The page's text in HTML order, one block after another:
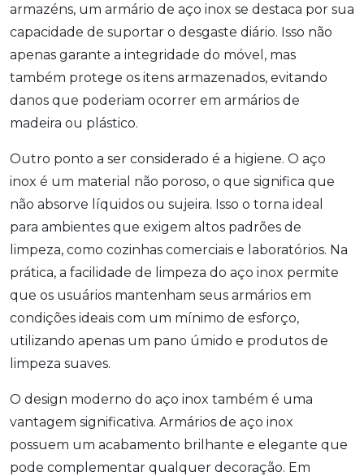
armazéns, um armário de aço inox se destaca por sua
capacidade de suportar o desgaste diário. Isso não
apenas garante a integridade do móvel, mas
também protege os itens armazenados, evitando
danos que poderiam ocorrer em armários de
madeira ou plástico.
Outro ponto a ser considerado é a higiene. O aço
inox é um material não poroso, o que significa que
não absorve líquidos ou sujeira. Isso o torna ideal
para ambientes que exigem altos padrões de
limpeza, como cozinhas comerciais e laboratórios. Na
prática, a facilidade de limpeza do aço inox permite
que os usuários mantenham seus armários em
condições ideais com um mínimo de esforço,
utilizando apenas um pano úmido e produtos de
limpeza suaves.
O design moderno do aço inox também é uma
vantagem significativa. Armários de aço inox
possuem um acabamento brilhante e elegante que
pode complementar qualquer decoração. Em